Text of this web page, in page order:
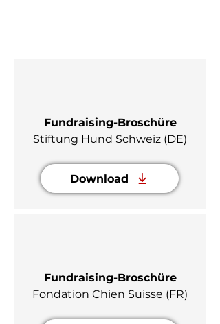
Fundraising-Broschüre
Stiftung Hund Schweiz (DE)
Download
Fundraising-Broschüre
Fondation Chien Suisse (FR)